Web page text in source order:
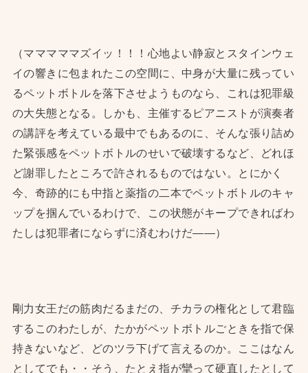
（マママママズイッ！！！心地よい静寂とスタインウェ
イの響きに包まれたこの空間に、中身が大量に残ってい
るペットボトルを落下させようものなら、これは犯罪級
の大失態となる。しかも、主催するピアニストが演奏者
の講評を考えている最中でもあるのに、そんな張り詰め
た緊張感をペットボトルのせいで破壊するなど、どれほ
ど謝罪したところで許されるものではない。とにかく
今、奇跡的にも中指と薬指の二本でペットボトルのキャ
ップを掴んでいるわけで、この状態がキープできればわ
たしは犯罪者にならずに済むわけだ——）
剛力女王だの筋肉だるまだの、チカラの権化として君臨
するこのわたしが、たかがペットボトルごときを指で保
持きないなど、どのツラ下げて言えるのか。ここはなん
としてでも・・そう、たとえ指が攣って硬直したとして